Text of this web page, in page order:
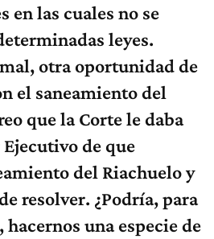
en las cuales no se
leyes.
otra oportunidad de
el saneamiento del
que la Corte le daba
de que
del Riachuelo y
resolver. ¿Podría, para
hacernos una especie de